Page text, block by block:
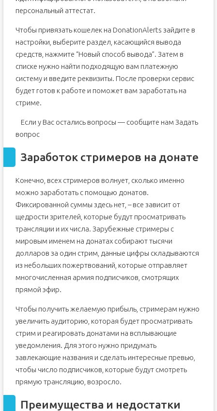
персональный аттестат.
Чтобы привязать кошелек на DonationAlerts зайдите в
настройки, выберите раздел, касающийся вывода
средств, нажмите “Новый способ вывода”. Затем в
списке нужно найти подходящую вам платежную
систему и введите реквизиты. После проверки сервис
будет готов к работе и поможет вам заработать на
стриме.
Если у Вас остались вопросы — сообщите нам Задать
вопрос
Заработок стримеров на донате
Конечно, всех стримеров волнует, сколько именно
можно заработать с помощью донатов.
Фиксированной суммы здесь нет, – все зависит от
щедрости зрителей, которые будут просматривать
трансляции и их числа. Зарубежные стримеры с
мировым именем на донатах собирают тысячи
долларов за один стрим, данные цифры складываются
из небольших пожертвований, которые отправляет
многочисленная армия подписчиков, смотрящих
прямой эфир.
Чтобы получить желаемую прибыль, стримерам нужно
увеличить аудиторию, которая будет просматривать
стрим и реагировать донатами на всплывающие
уведомления. Для этого нужно придумать
завлекающие названия и сделать интересные превью,
чтобы число подписчиков, которые будут смотреть
прямую трансляцию, возросло.
Преимущества и недостатки